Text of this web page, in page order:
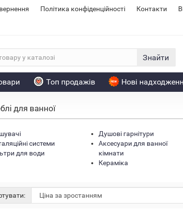
Політика конфіденційності Контакти
Знайти
Топ продажів Нові
для ванної
системи
для води
Душові гарнітури
Аксесуари для ванної
кімнати
Керамiка